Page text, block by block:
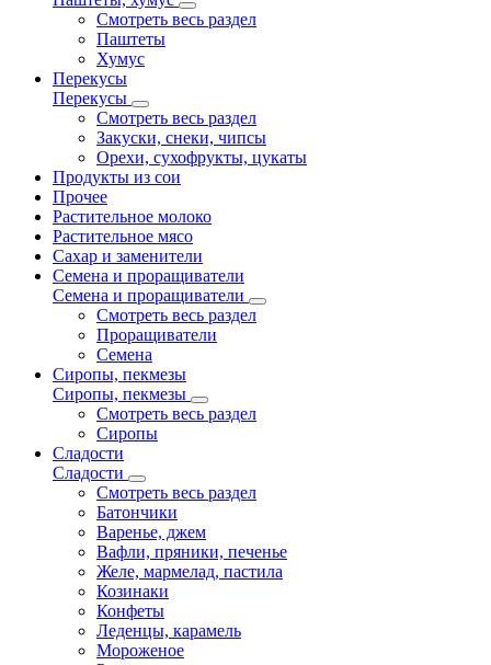
Смотреть весь раздел
Паштеты
Хумус
Перекусы
Перекусы
Смотреть весь раздел
Закуски, снеки, чипсы
Орехи, сухофрукты, цукаты
Продукты из сои
Прочее
Растительное молоко
Растительное мясо
Сахар и заменители
Семена и проращиватели
Семена и проращиватели
Смотреть весь раздел
Проращиватели
Семена
Сиропы, пекмезы
Сиропы, пекмезы
Смотреть весь раздел
Сиропы
Сладости
Сладости
Смотреть весь раздел
Батончики
Варенье, джем
Вафли, пряники, печенье
Желе, мармелад, пастила
Козинаки
Конфеты
Леденцы, карамель
Мороженое